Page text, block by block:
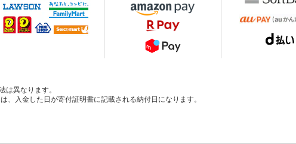
異なります。
入金した日が寄付証明書に記載される納付日になります。